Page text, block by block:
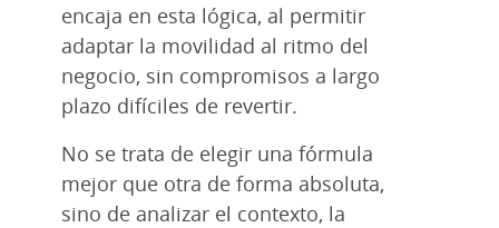
encaja en esta lógica, al permitir
adaptar la movilidad al ritmo del
negocio, sin compromisos a largo
plazo difíciles de revertir.
No se trata de elegir una fórmula
mejor que otra de forma absoluta,
sino de analizar el contexto, la